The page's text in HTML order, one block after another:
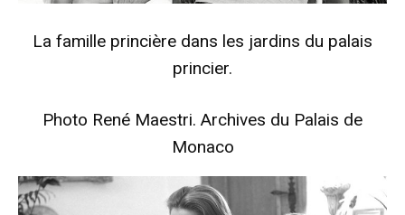
La famille princière dans les jardins du palais
princier.
Photo René Maestri. Archives du Palais de
Monaco